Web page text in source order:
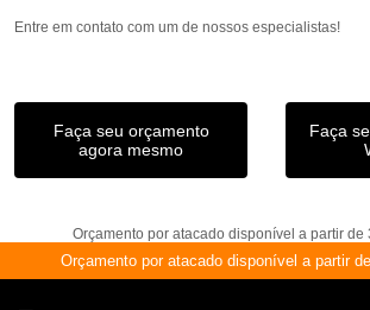
Entre em contato com um de nossos especialistas!
Faça seu orçamento
agora mesmo
Faça
Orçamento por atacado disponível a partir de
Orçamento por atacado disponível a partir